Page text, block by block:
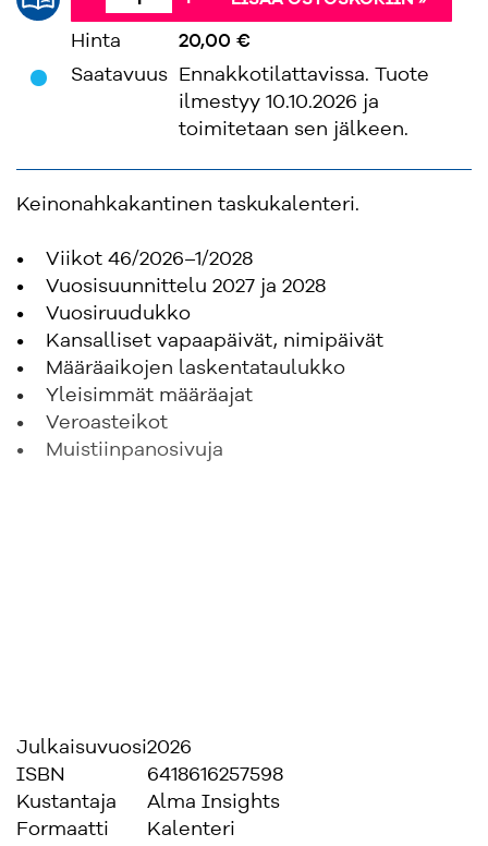
Hinta
20,00 €
Saatavuus
Ennakkotilattavissa. Tuote
ilmestyy 10.10.2026 ja
toimitetaan sen jälkeen.
Keinonahkakantinen taskukalenteri.
• Viikot 46/2026–1/2028
• Vuosisuunnittelu 2027 ja 2028
• Vuosiruudukko
• Kansalliset vapaapäivät, nimipäivät
• Määräaikojen laskentataulukko
• Yleisimmät määräajat
• Veroasteikot
• Muistiinpanosivuja
Julkaisuvuosi2026
ISBN
6418616257598
Kustantaja
Alma Insights
Formaatti
Kalenteri